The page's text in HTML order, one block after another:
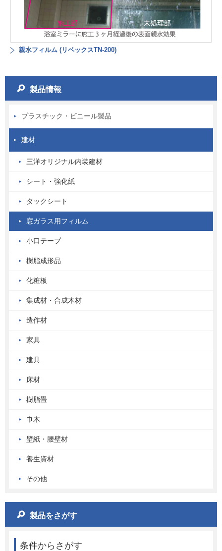
親水フィルム (リベックスTN-200)
製品情報
プラスチック・ビニール製品
建材
三洋オリジナル内装建材
シート・強化紙
タックシート
窓ガラス用フィルム
小口テープ
樹脂成形品
化粧板
集成材・合成木材
造作材
家具
建具
床材
樹脂畳
巾木
壁紙・腰壁材
養生資材
その他
製品をさがす
条件からさがす